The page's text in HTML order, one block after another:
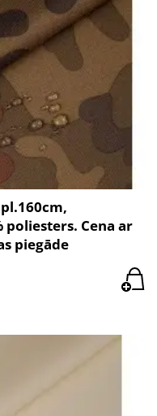
poliesters. Cena ar
piegāde